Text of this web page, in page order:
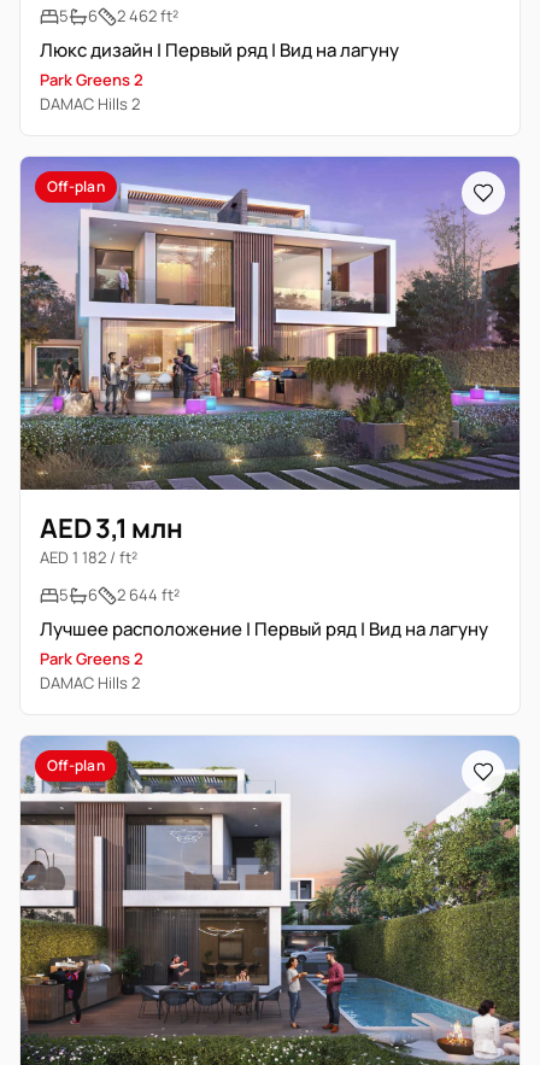
5
6 2 462 ft²
Люкс дизайн | Первый ряд | Вид на лагуну
Park Greens 2
DAMAC Hills 2
Off-plan
AED 3,1 млн
AED 1 182 / ft²
5
6 2 644 ft²
Лучшее расположение | Первый ряд | Вид на лагуну
Park Greens 2
DAMAC Hills 2
Off-plan